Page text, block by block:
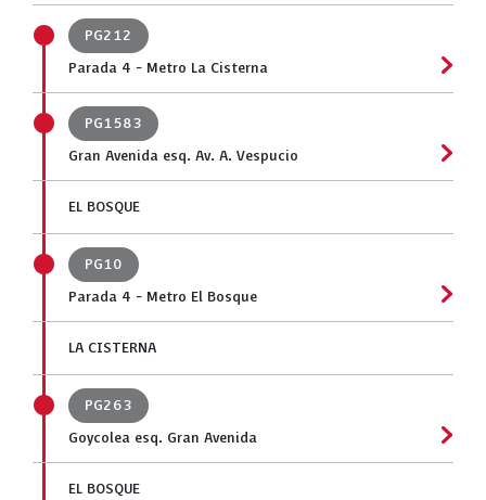
PG212
Parada 4 - Metro La Cisterna
PG1583
Gran Avenida esq. Av. A. Vespucio
EL BOSQUE
PG10
Parada 4 - Metro El Bosque
LA CISTERNA
PG263
Goycolea esq. Gran Avenida
EL BOSQUE